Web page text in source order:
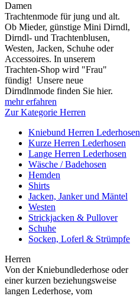
Damen
Trachtenmode für jung und alt.
Ob Mieder, günstige Mini Dirndl,
Dirndl- und Trachtenblusen,
Westen, Jacken, Schuhe oder
Accessoires. In unserem
Trachten-Shop wird "Frau"
fündig! Unsere neue
Dirndlnmode finden Sie hier.
mehr erfahren
Zur Kategorie Herren
Kniebund Herren Lederhosen
Kurze Herren Lederhosen
Lange Herren Lederhosen
Wäsche / Badehosen
Hemden
Shirts
Jacken, Janker und Mäntel
Westen
Strickjacken & Pullover
Schuhe
Socken, Loferl & Strümpfe
Herren
Von der Kniebundlederhose oder
einer kurzen beziehungsweise
langen Lederhose, vom